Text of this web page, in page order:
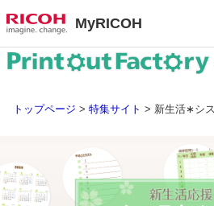
MyRICOH
トップページ > 特集サイト > 新生活∗シ